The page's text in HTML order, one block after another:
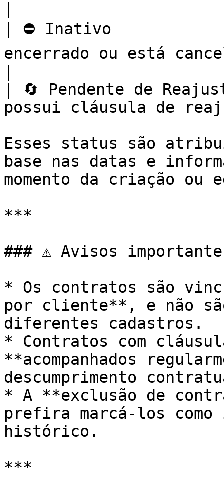
| ⛔ Inativo
encerrado ou está
| 🔄 Pendente de
possui cláusula de
Esses status são
base nas datas e
momento da criação ou
***
### ⚠️ Avisos
* Os contratos são
por cliente**, e não
diferentes cadastros.
* Contratos com
**acompanhados
descumprimento
* A **exclusão de
prefira marcá-los
histórico.
***